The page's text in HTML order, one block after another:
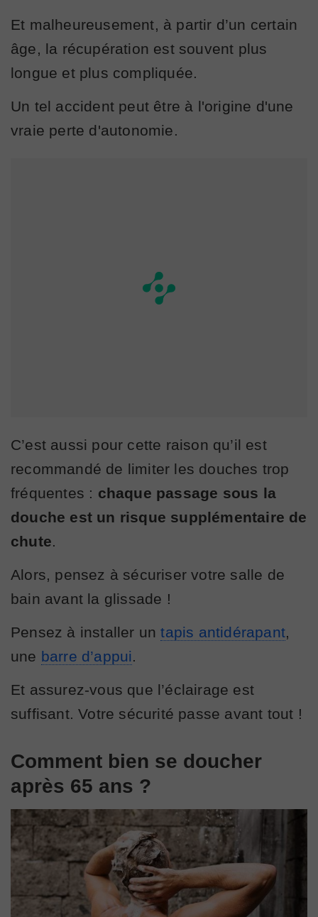
Et malheureusement, à partir d’un certain
âge, la récupération est souvent plus
longue et plus compliquée.
Un tel accident peut être à l'origine d'une
vraie perte d'autonomie.
C’est aussi pour cette raison qu’il est
recommandé de limiter les douches trop
fréquentes : chaque passage sous la
douche est un risque supplémentaire de
chute
Alors, pensez à sécuriser votre salle de
bain avant la glissade !
Pensez à installer untapis antidérapant
une barre d’appui
Et assurez-vous que l’éclairage est
suffisant. Votre sécurité passe avant tout !
Comment bien se doucher
après 65 ans ?